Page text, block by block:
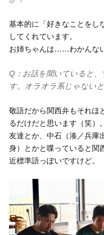
基本的に「好きなことをし
してくれています。
お姉ちゃんは……わかんな
Q：お話を聞いていると
す。オラオラ系じゃないと
敬語だから関西弁もそれほ
るだけだと思います（笑）。
友達とか、中石（湊／兵庫
身）とかと喋っていると関
近標準語っぽいですけど。